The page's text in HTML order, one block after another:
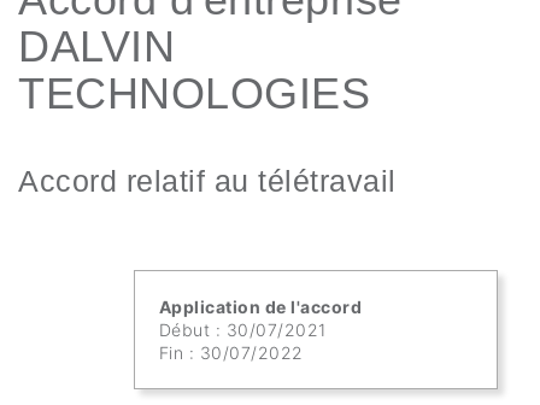
DALVIN
TECHNOLOGIES
Accord relatif au télétravail
Application de l'accord
Début : 30/07/2021
Fin : 30/07/2022